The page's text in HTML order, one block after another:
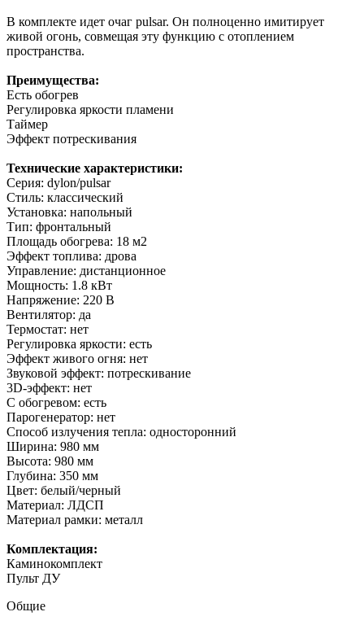
В комплекте идет очаг pulsar. Он полноценно имитирует
живой огонь, совмещая эту функцию с отоплением
пространства.
Преимущества:
Есть обогрев
Регулировка яркости пламени
Таймер
Эффект потрескивания
Технические характеристики:
Серия: dylon/pulsar
Стиль: классический
Установка: напольный
Тип: фронтальный
Площадь обогрева: 18 м2
Эффект топлива: дрова
Управление: дистанционное
Мощность: 1.8 кВт
Напряжение: 220 В
Вентилятор: да
Термостат: нет
Регулировка яркости: есть
Эффект живого огня: нет
Звуковой эффект: потрескивание
3D-эффект: нет
С обогревом: есть
Парогенератор: нет
Способ излучения тепла: односторонний
Ширина: 980 мм
Высота: 980 мм
Глубина: 350 мм
Цвет: белый/черный
Материал: ЛДСП
Материал рамки: металл
Комплектация:
Каминокомплект
Пульт ДУ
Общие